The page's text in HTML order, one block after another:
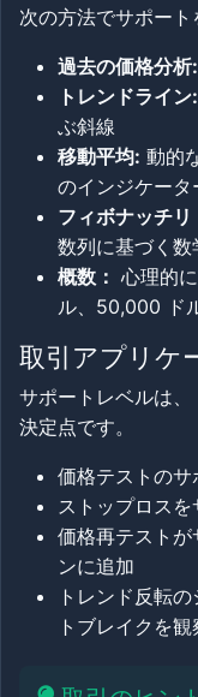
次の方法でサポート
過去の価格分析:
トレンドライン:
ぶ斜線
移動平均: 動的
のインジケータ
フィボナッチ
数列に基づく
概数： 心理的
ル、50,000 ド
取引アプリケ
サポートレベルは
決定点です。
価格テストの
ストップロス
価格再テストが
ンに追加
トレンド反転
トブレイクを